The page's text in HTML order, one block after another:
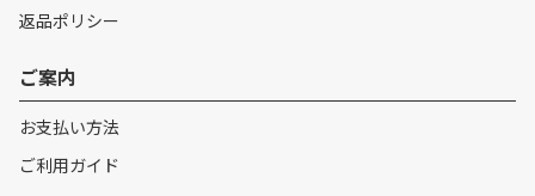
返品ポリシー
ご案内
お支払い方法
ご利用ガイド